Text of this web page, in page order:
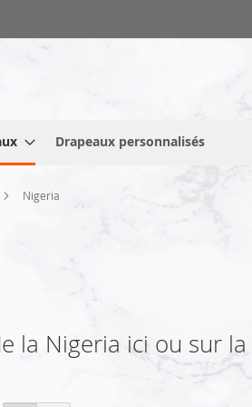
Drapeaux personnalisés
Nigeria
la Nigeria ici ou sur